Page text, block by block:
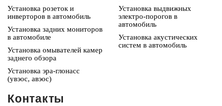
Установка розеток и
инверторов в автомобиль
Установка задних мониторов
в автомобиле
Установка омывателей камер
заднего обзора
Установка эра-глонасс
(увэос, авэос)
Установка выдвижных
электро-порогов в
автомобиль
Установка акустических
систем в автомобиль
Контакты